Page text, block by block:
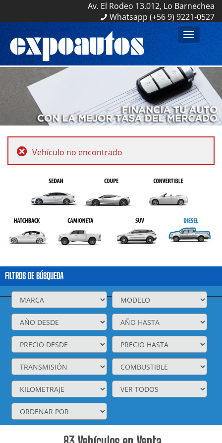
Av. El Rodeo 13.012, Lo Barnechea
Whatsapp (+56 9) 9221-0527
Av. El Rodeo 13.012, Lo Barnechea
Whatsapp (+56 9) 9221-0527
Toggle
navigation
Vehículo no encontrado
FILTROS DE BÚSQUEDA